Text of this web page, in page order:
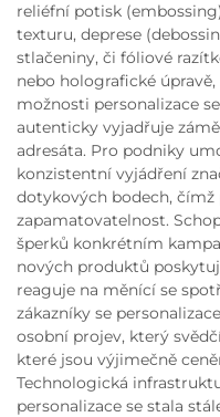
reliéfní potisk
texturu, deprese
stlačeniny, či fóliové
nebo holografické
možnosti personalizace
autenticky vyjadřuje
adresáta. Pro podniky
konzistentní vyjádření
dotykových bodech,
zapamatovatelnost.
šperků konkrétním
nových produktů
reaguje na měnící se
zákazníky se
osobní projev, který
které jsou výjimečně
Technologická
personalizace se stala